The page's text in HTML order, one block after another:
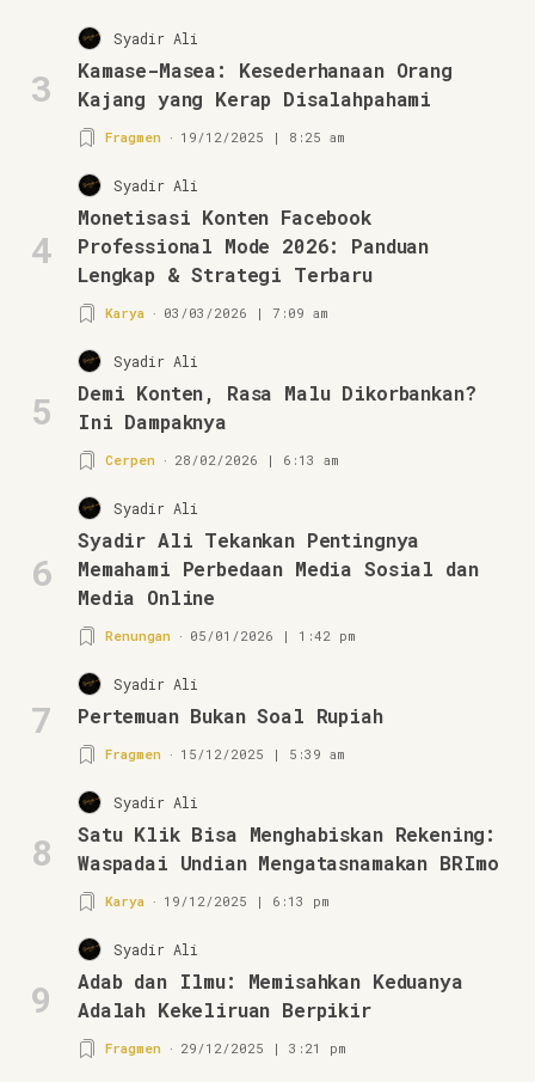
3
Syadir Ali
Kamase-Masea: Kesederhanaan Orang
Kajang yang Kerap Disalahpahami
Fragmen 19/12/2025 | 8:25 am
4
Syadir Ali
Monetisasi Konten Facebook
Professional Mode 2026: Panduan
Lengkap & Strategi Terbaru
Karya 03/03/2026 | 7:09 am
5
Syadir Ali
Demi Konten, Rasa Malu Dikorbankan?
Ini Dampaknya
Cerpen 28/02/2026 | 6:13 am
6
Syadir Ali
Syadir Ali Tekankan Pentingnya
Memahami Perbedaan Media Sosial dan
Media Online
Renungan 05/01/2026 | 1:42 pm
7
Syadir Ali
Pertemuan Bukan Soal Rupiah
Fragmen 15/12/2025 | 5:39 am
8
Syadir Ali
Satu Klik Bisa Menghabiskan Rekening:
Waspadai Undian Mengatasnamakan BRImo
Karya 19/12/2025 | 6:13 pm
9
Syadir Ali
Adab dan Ilmu: Memisahkan Keduanya
Adalah Kekeliruan Berpikir
Fragmen 29/12/2025 | 3:21 pm